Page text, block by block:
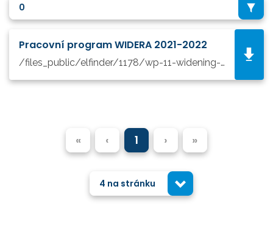
0
Pracovní program WIDERA 2021-2022
/files_public/elfinder/1178/wp-11-widening-participation-and-strengthening-the-european-research-area_horizon-2021-2022_en.pdf
« ‹ 1 › »
4 na stránku